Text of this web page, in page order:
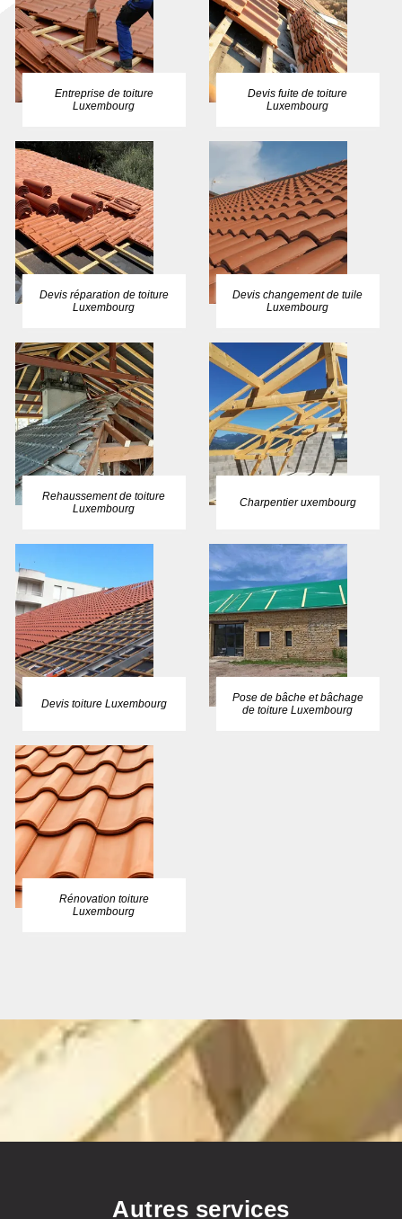
Entreprise de toiture
Luxembourg
Devis fuite de toiture
Luxembourg
Devis réparation de toiture
Luxembourg
Devis changement de tuile
Luxembourg
Rehaussement de toiture
Luxembourg
Charpentier uxembourg
Devis toiture Luxembourg
Pose de bâche et bâchage
de toiture Luxembourg
Rénovation toiture
Luxembourg
Autres services